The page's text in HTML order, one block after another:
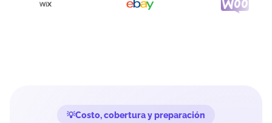
Costo, cobertura y preparación